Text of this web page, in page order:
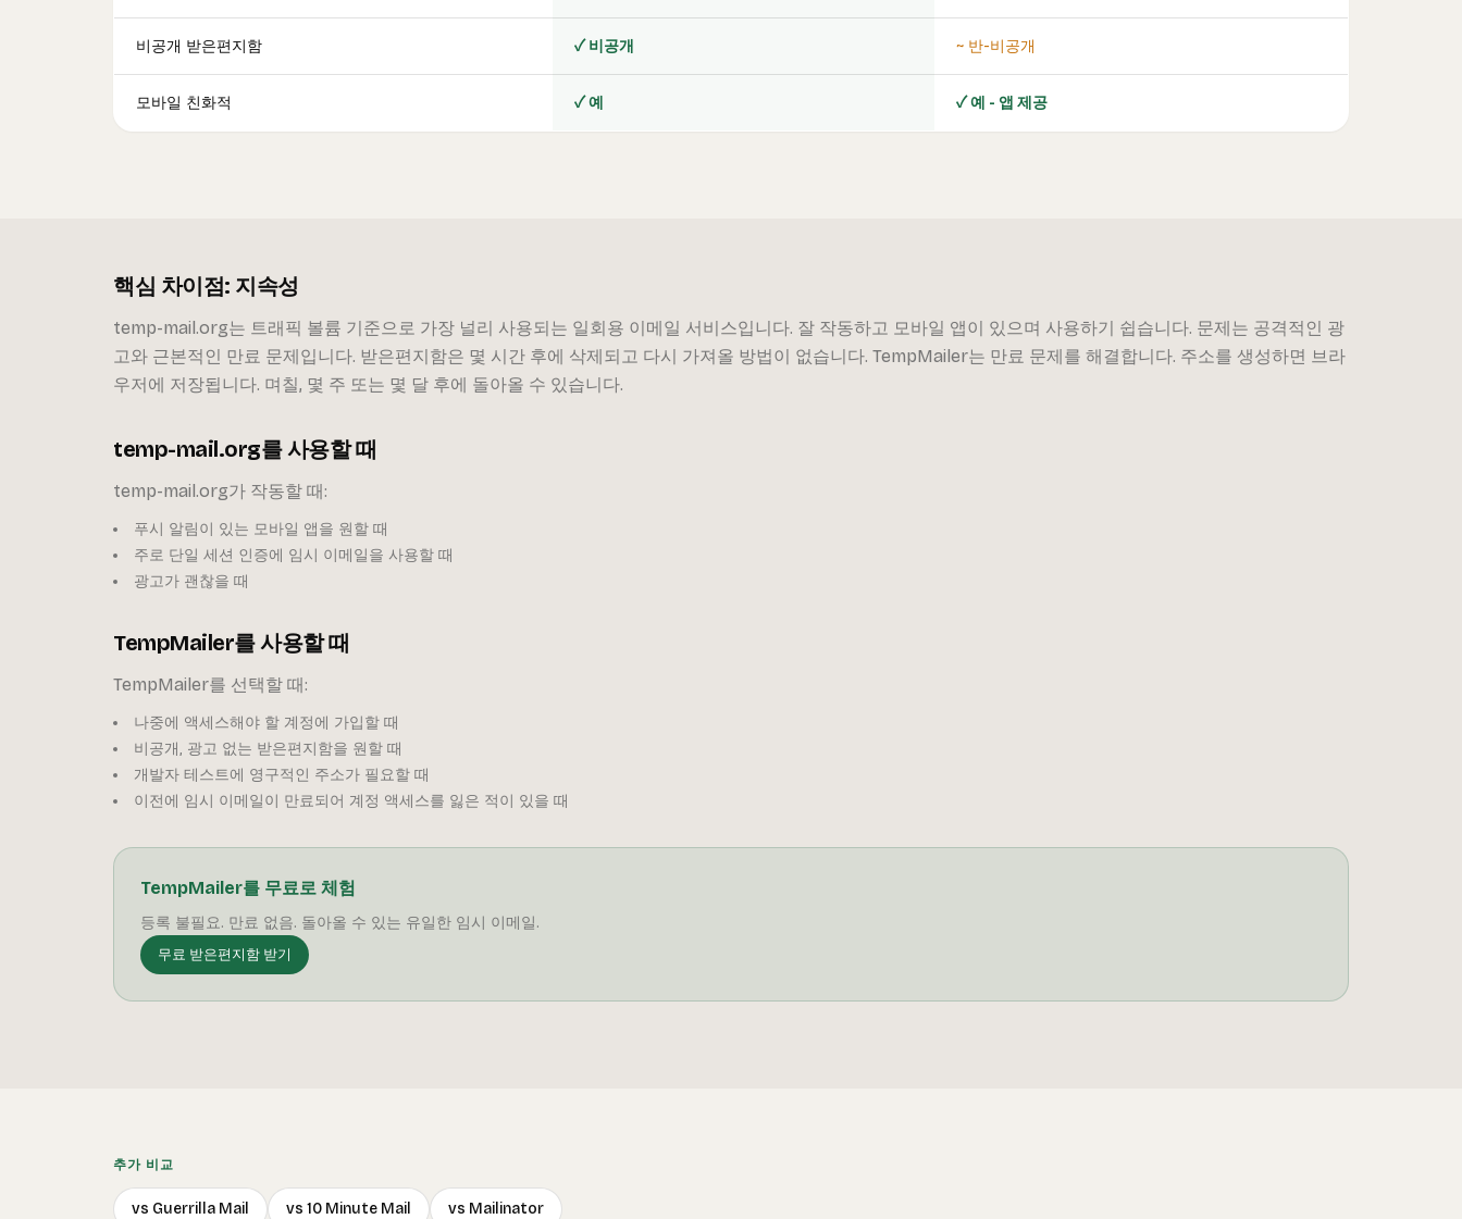
비공개 받은편지함 ✓ 비공개 ~ 반-비공개
모바일 친화적 ✓ 예 ✓ 예 - 앱 제공
핵심 차이점: 지속성
temp-mail.org는 트래픽 볼륨 기준으로 가장 널리 사용되는 일회용 이메일 서비스입니다. 잘 작동하고 모바일 앱이 있으며 사용하기 쉽습니다. 문제는 공격적인 광
고와 근본적인 만료 문제입니다. 받은편지함은 몇 시간 후에 삭제되고 다시 가져올 방법이 없습니다. TempMailer는 만료 문제를 해결합니다. 주소를 생성하면 브라
우저에 저장됩니다. 며칠, 몇 주 또는 몇 달 후에 돌아올 수 있습니다.
temp-mail.org를 사용할 때
temp-mail.org가 작동할 때:
푸시 알림이 있는 모바일 앱을 원할 때
주로 단일 세션 인증에 임시 이메일을 사용할 때
광고가 괜찮을 때
TempMailer를 사용할 때
TempMailer를 선택할 때:
나중에 액세스해야 할 계정에 가입할 때
비공개, 광고 없는 받은편지함을 원할 때
개발자 테스트에 영구적인 주소가 필요할 때
이전에 임시 이메일이 만료되어 계정 액세스를 잃은 적이 있을 때
TempMailer를 무료로 체험
등록 불필요. 만료 없음. 돌아올 수 있는 유일한 임시 이메일.
무료 받은편지함 받기
추가 비교
vs Guerrilla Mail vs 10 Minute Mail vs Mailinator